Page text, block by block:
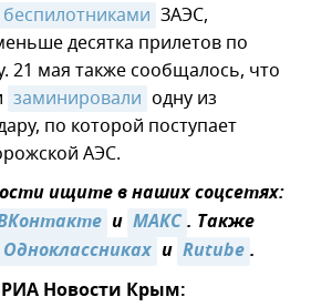
ЗАЭС,
десятка прилетов по
21 мая также сообщалось, что
заминировали одну из
по которой поступает
АЭС.
ищите в наших соцсетях:
и МАКС. Также
и Rutube.
Новости Крым: